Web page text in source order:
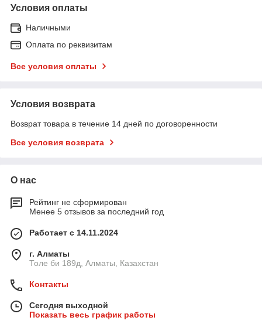
Условия оплаты
Наличными
Оплата по реквизитам
Все условия оплаты
Условия возврата
Возврат товара в течение 14 дней по договоренности
Все условия возврата
О нас
Рейтинг не сформирован
Менее 5 отзывов за последний год
Работает с 14.11.2024
г. Алматы
Толе би 189д, Алматы, Казахстан
Контакты
Сегодня выходной
Показать весь график работы